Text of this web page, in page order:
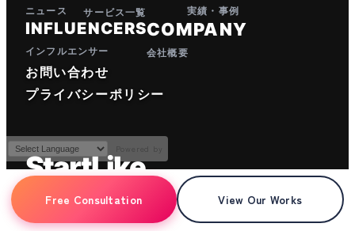
Free Consultation View Our Works
ニュース サービス一覧 実績・事例
INFLUENCERS
インフルエンサー
COMPANY
会社概要
お問い合わせ
プライバシーポリシー
StartLike
Powered by